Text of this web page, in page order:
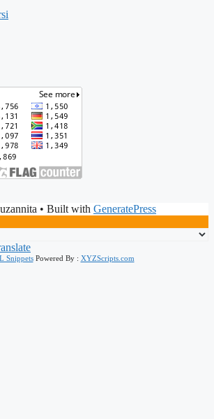
• Built with GeneratePress
SnippetsPowered By : XYZScripts.com